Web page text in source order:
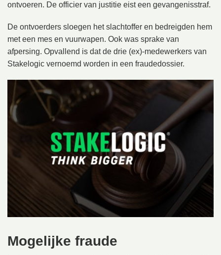
ontvoeren. De officier van justitie eist een gevangenisstraf.
De ontvoerders sloegen het slachtoffer en bedreigden hem
met een mes en vuurwapen. Ook was sprake van
afpersing. Opvallend is dat de drie (ex)-medewerkers van
Stakelogic vernoemd worden in een fraudedossier.
Mogelijke fraude